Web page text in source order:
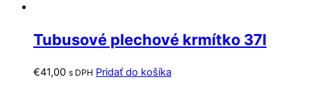
Tubusové plechové krmítko 37l
€41,00 s DPH Pridať do košíka